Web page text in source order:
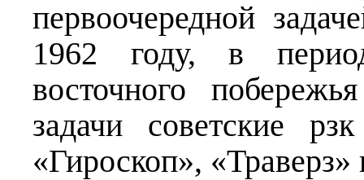
первоочередной
1962 году, в
восточного
задачи советские
«Гироскоп»,